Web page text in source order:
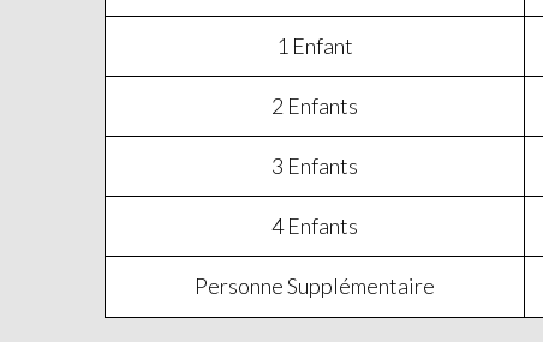
1 Enfant
2 Enfants
3 Enfants
4 Enfants
Personne Supplémentaire